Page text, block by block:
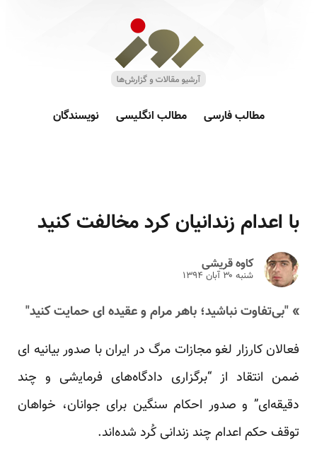
مطالب فارسی مطالب انگلیسی نویسندگان
با اعدام زندانیان کرد مخالفت کنید
کاوه قریشی
شنبه ۳۰ آبان ۱۳۹۴
» "بی‌تفاوت نباشید؛ باهر مرام و عقیده ای حمایت کنید"
فعالان کارزار لغو مجازات مرگ در ایران با صدور بیانیه ای
ضمن انتقاد از “ﺑﺮﮔﺰﺍﺭی دادگاه‌های ﻓﺮﻣﺎﻳشی ﻭ ﭼﻨﺪ
ﺩﻗﻴﻘﻪ‌ﺍی” و صدور احکام سنگین برای جوانان، خواهان
توقف حکم اعدام چند زندانی کُرد شده‌اند.